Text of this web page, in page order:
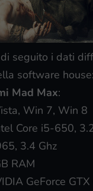
seguito i dati
software house:
Mad Max:
Win 7, Win 8
Core i5-650,
3.4 Ghz
RAM
GeForce